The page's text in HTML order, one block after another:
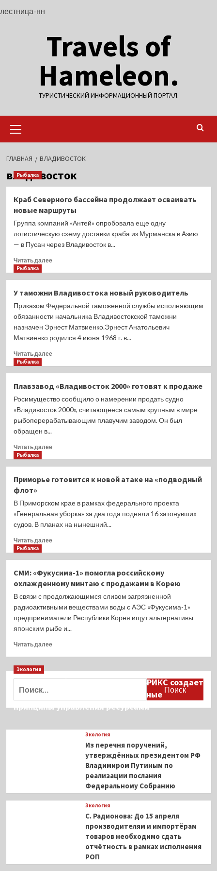
лестница-нн
содержимому
Travels of
Hameleon.
ТУРИСТИЧЕСКИЙ ИНФОРМАЦИОННЫЙ ПОРТАЛ.
меню
ГЛАВНАЯ ВЛАДИВОСТОК
владивосток
Рыбалка
Краб Северного бассейна продолжает осваивать
новые маршруты
Группа компаний «Антей» опробовала еще одну
логистическую схему доставки краба из Мурманска в Азию
— в Пусан через Владивосток в...
Читать далееПрочитать
Северного
бассейна
продолжает
осваивать
маршруты
Рыбалка
У таможни Владивостока новый руководитель
Приказом Федеральной таможенной службы исполняющим
обязанности начальника Владивостокской таможни
назначен Эрнест Матвиенко.Эрнест Анатольевич
Матвиенко родился 4 июня 1968 г. в...
Читать далееПрочитать
таможни
Владивостока
новый
руководитель
Рыбалка
Плавзавод «Владивосток 2000» готовят к продаже
Росимущество сообщило о намерении продать судно
«Владивосток 2000», считающееся самым крупным в мире
рыбоперерабатывающим плавучим заводом. Он был
обращен в...
Читать далееПрочитать
«Владивосток
готовят
продаже
Рыбалка
Приморье готовится к новой атаке на «подводный
флот»
В Приморском крае в рамках федерального проекта
«Генеральная уборка» за два года подняли 16 затонувших
судов. В планах на нынешний...
Читать далееПрочитать
готовится
к
новой
«подводный
флот»
Рыбалка
СМИ: «Фукусима-1» помогла российскому
охлажденному минтаю с продажами в Корею
В связи с продолжающимся сливом загрязненной
радиоактивными веществами воды с АЭС «Фукусима-1»
предприниматели Республики Корея ищут альтернативы
японским рыбе и...
Читать далееПрочитать
СМИ:
«Фукусима-1»
российскому
охлажденному
Экология
Дмитрий Кобылкин: площадка БРИКС создает
возможность сформировать единые
принципы управления ресурсами
Экология
Из перечня поручений,
утверждённых президентом РФ
Владимиром Путиным по
реализации послания
Федеральному Собранию
Экология
С. Радионова: До 15 апреля
производителям и импортёрам
товаров необходимо сдать
отчётность в рамках исполнения
РОП